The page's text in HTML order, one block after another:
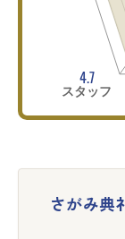
4.7
スタッフ
さがみ典